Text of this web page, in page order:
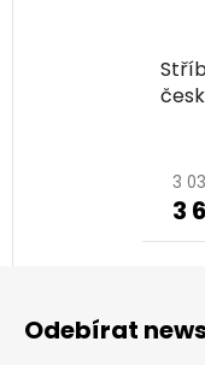
3
3
Odebírat